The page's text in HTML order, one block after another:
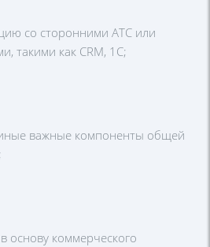
со сторонними АТС или
такими как CRM, 1С;
важные компоненты общей
основу коммерческого